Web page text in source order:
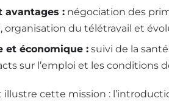
avantages : négociation des
organisation du télétravail et
et économique : suivi de la
sur l’emploi et les conditions
cette mission :